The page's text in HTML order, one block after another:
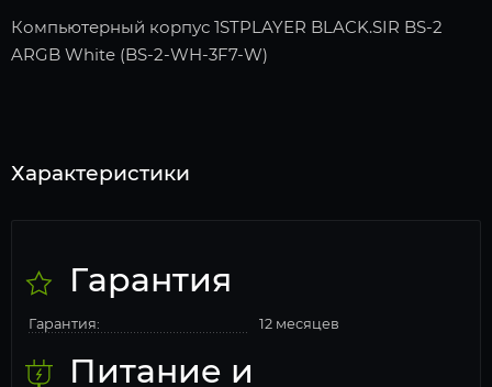
Компьютерный корпус 1STPLAYER BLACK.SIR BS-2
ARGB White (BS-2-WH-3F7-W)
Характеристики
Гарантия
Гарантия: 12 месяцев
Питание и